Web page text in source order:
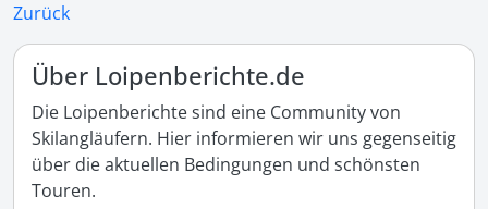
Zurück
Über Loipenberichte.de
Die Loipenberichte sind eine Community von
Skilangläufern. Hier informieren wir uns gegenseitig
über die aktuellen Bedingungen und schönsten
Touren.